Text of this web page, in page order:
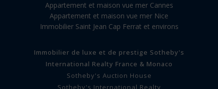
Appartement et maison vue mer Cannes
Appartement et maison vue mer Nice
Immobilier Saint Jean Cap Ferrat et environs
Immobilier de luxe et de prestige Sotheby's
International Realty France & Monaco
Sotheby's Auction House
Sotheby's International Realty